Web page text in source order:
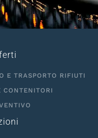
E TRASPORTO RIFIUTI
CONTENITORI